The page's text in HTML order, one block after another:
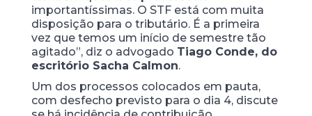
importantíssimas. O STF está com muita
disposição para o tributário. É a primeira
vez que temos um início de semestre tão
agitado”, diz o advogado Tiago Conde, do
escritório Sacha Calmon.
Um dos processos colocados em pauta,
com desfecho previsto para o dia 4, discute